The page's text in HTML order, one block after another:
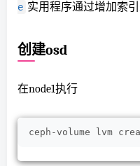
e 实用程序通过增加索引
创建osd
在node1执行
ceph-volume lvm